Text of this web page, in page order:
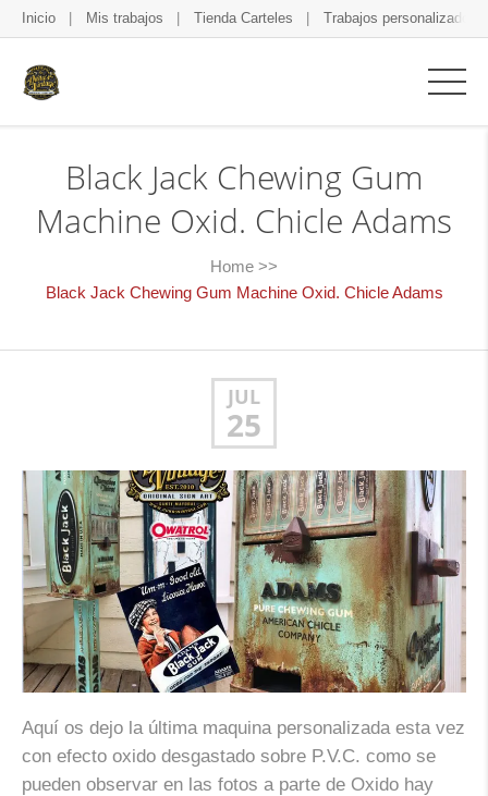
Inicio Mis trabajos Tienda Carteles Trabajos personalizados
Black Jack Chewing Gum
Machine Oxid. Chicle Adams
Home >>
Black Jack Chewing Gum Machine Oxid. Chicle Adams
JUL
25
Aquí os dejo la última maquina personalizada esta vez
con efecto oxido desgastado sobre P.V.C. como se
pueden observar en las fotos a parte de Oxido hay